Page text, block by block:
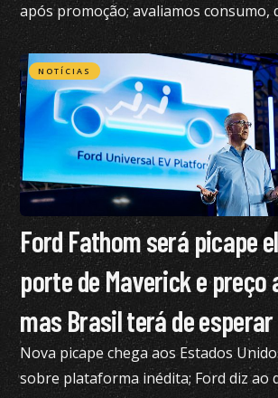
após promoção; avaliamos consumo,
conforto e mais
NOTÍCIAS
Ford Fathom será picape
porte de Maverick e preço
mas Brasil terá de esperar
Nova picape chega aos Estados
sobre plataforma inédita; Ford diz ao